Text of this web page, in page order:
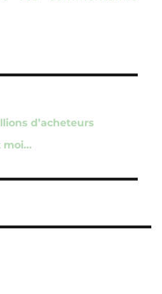
d’acheteurs
moi…